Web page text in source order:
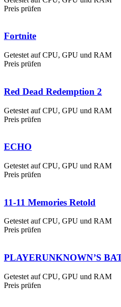
Preis prüfen
Fortnite
Getestet auf CPU, GPU und RAM
Preis prüfen
Red Dead Redemption 2
Getestet auf CPU, GPU und RAM
Preis prüfen
ECHO
Getestet auf CPU, GPU und RAM
Preis prüfen
11-11 Memories Retold
Getestet auf CPU, GPU und RAM
Preis prüfen
PLAYERUNKNOWN’S
Getestet auf CPU, GPU und RAM
Preis prüfen